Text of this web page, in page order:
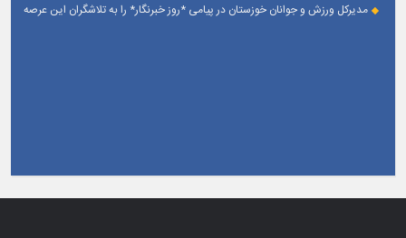
مدیرکل ورزش و جوانان خوزستان در پیامی *روز خبرنگار* را به تلاشگران این عرصه